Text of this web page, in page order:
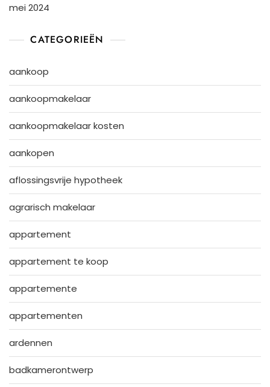
mei 2024
CATEGORIEËN
aankoop
aankoopmakelaar
aankoopmakelaar kosten
aankopen
aflossingsvrije hypotheek
agrarisch makelaar
appartement
appartement te koop
appartemente
appartementen
ardennen
badkamerontwerp